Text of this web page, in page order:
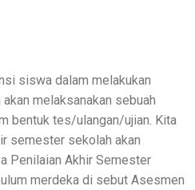
siswa dalam melakukan
melaksanakan sebuah
bentuk tes/ulangan/ujian. Kita
semester sekolah akan
Penilaian Akhir Semester
merdeka di sebut Asesmen